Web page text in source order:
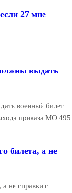
27 мне
выдать
военный билет
приказа МО 495
билета, а не
не справки с